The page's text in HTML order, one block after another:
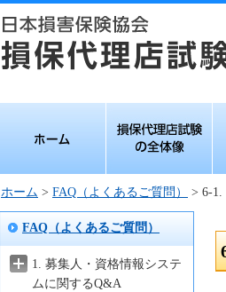
全体像
ホーム > FAQ（よくあるご質問） > 6-1.
FAQ（よくあるご質問）
1. 募集人・資格情報システ
ムに関するQ&A